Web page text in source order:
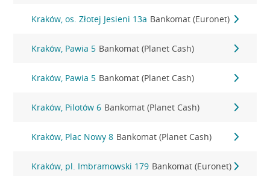
Kraków, os. Złotej Jesieni 13a Bankomat (Euronet)
Kraków, Pawia 5 Bankomat (Planet Cash)
Kraków, Pawia 5 Bankomat (Planet Cash)
Kraków, Pilotów 6 Bankomat (Planet Cash)
Kraków, Plac Nowy 8 Bankomat (Planet Cash)
Kraków, pl. Imbramowski 179 Bankomat (Euronet)